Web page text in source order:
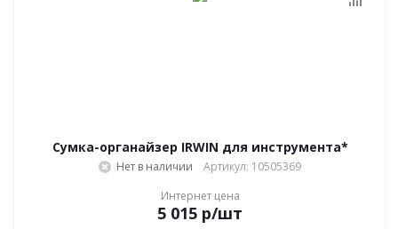
Сумка-органайзер IRWIN для инструмента*
Нет в наличии
Артикул: 10505369
Интернет цена
5 015 р/шт